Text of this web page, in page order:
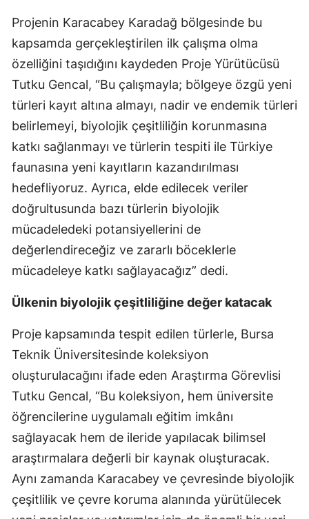
Projenin Karacabey Karadağ bölgesinde bu
kapsamda gerçekleştirilen ilk çalışma olma
özelliğini taşıdığını kaydeden Proje Yürütücüsü
Tutku Gencal, “Bu çalışmayla; bölgeye özgü yeni
türleri kayıt altına almayı, nadir ve endemik türleri
belirlemeyi, biyolojik çeşitliliğin korunmasına
katkı sağlanmayı ve türlerin tespiti ile Türkiye
faunasına yeni kayıtların kazandırılması
hedefliyoruz. Ayrıca, elde edilecek veriler
doğrultusunda bazı türlerin biyolojik
mücadeledeki potansiyellerini de
değerlendireceğiz ve zararlı böceklerle
mücadeleye katkı sağlayacağız” dedi.
Ülkenin biyolojik çeşitliliğine değer katacak
Proje kapsamında tespit edilen türlerle, Bursa
Teknik Üniversitesinde koleksiyon
oluşturulacağını ifade eden Araştırma Görevlisi
Tutku Gencal, “Bu koleksiyon, hem üniversite
öğrencilerine uygulamalı eğitim imkânı
sağlayacak hem de ileride yapılacak bilimsel
araştırmalara değerli bir kaynak oluşturacak.
Aynı zamanda Karacabey ve çevresinde biyolojik
çeşitlilik ve çevre koruma alanında yürütülecek